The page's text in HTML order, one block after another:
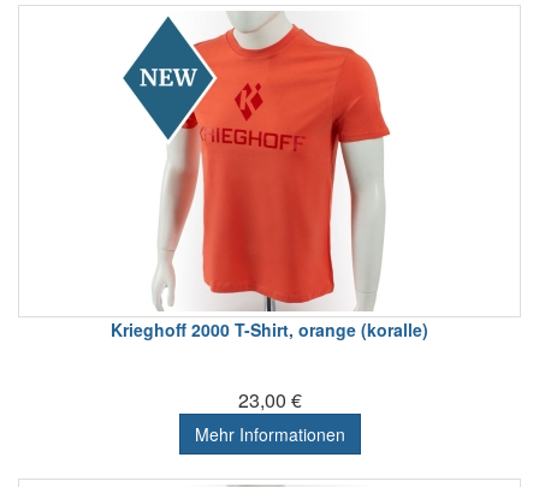
Krieghoff 2000 T-Shirt, orange (koralle)
23,00 €
Mehr Informationen